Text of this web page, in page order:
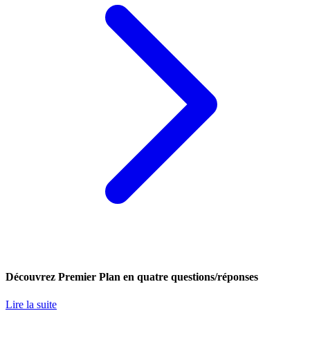
Découvrez Premier Plan en quatre questions/réponses
Lire la suite